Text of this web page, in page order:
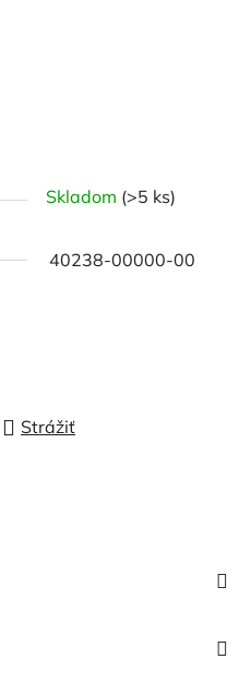
Skladom (>5 ks)
40238-00000-00
Strážiť